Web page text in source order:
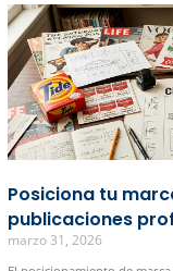
Posiciona tu
publicaciones
marzo 31, 2026